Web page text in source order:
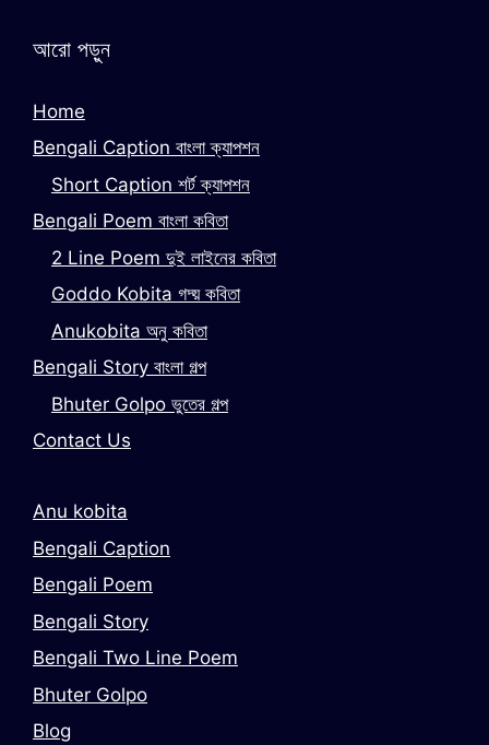
আরো পড়ুন
Home
Bengali Caption বাংলা ক্যাপশন
Short Caption শর্ট ক্যাপশন
Bengali Poem বাংলা কবিতা
2 Line Poem দুই লাইনের কবিতা
Goddo Kobita গদ্য় কবিতা
Anukobita অনু কবিতা
Bengali Story বাংলা গল্প
Bhuter Golpo ভুতের গল্প
Contact Us
Anu kobita
Bengali Caption
Bengali Poem
Bengali Story
Bengali Two Line Poem
Bhuter Golpo
Blog